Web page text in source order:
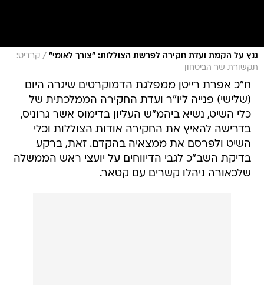
גנץ על הקמת ועדת חקירה לפרשת הצוללות: "צורך לאומי" / קרדיט:
תקשורת שר הביטחון
ח"כ אפרת רייטן ממפלגת הדמוקרטים שיגרה היום
(שלישי) פנייה ליו"ר ועדת החקירה הממלכתית של
כלי השיט, נשיא ביהמ"ש העליון בדימוס אשר גרוניס,
בדרישה להאיץ את החקירה אודות הצוללות וכלי
השיט ולפרסם את ממצאיה בהקדם. זאת, ברקע
בדיקת השב"כ לגבי הדיווחים על יועצי ראש הממשלה
שלכאורה ניהלו קשרים עם קטאר.